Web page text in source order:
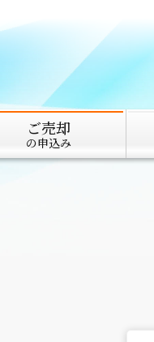
ご売却
の申込み